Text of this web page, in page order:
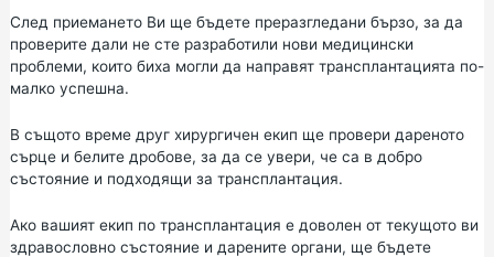
След приемането Ви ще бъдете преразгледани бързо, за да
проверите дали не сте разработили нови медицински
проблеми, които биха могли да направят трансплантацията по-
малко успешна.
В същото време друг хирургичен екип ще провери дареното
сърце и белите дробове, за да се увери, че са в добро
състояние и подходящи за трансплантация.
Ако вашият екип по трансплантация е доволен от текущото ви
здравословно състояние и дарените органи, ще бъдете